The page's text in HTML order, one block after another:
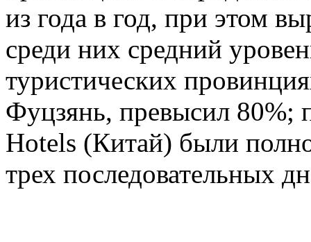
из года в год, при этом
среди них средний
туристических
Фуцзянь, превысил 80%;
Hotels (Китай) были
трех последовательных